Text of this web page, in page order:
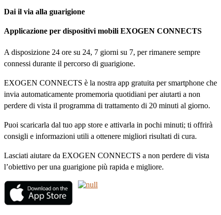
Dai il via alla guarigione
Applicazione per dispositivi mobili EXOGEN CONNECTS
A disposizione 24 ore su 24, 7 giorni su 7, per rimanere sempre
connessi durante il percorso di guarigione.
EXOGEN CONNECTS è la nostra app gratuita per smartphone che
invia automaticamente promemoria quotidiani per aiutarti a non
perdere di vista il programma di trattamento di 20 minuti al giorno.
Puoi scaricarla dal tuo app store e attivarla in pochi minuti; ti offrirà
consigli e informazioni utili a ottenere migliori risultati di cura.
Lasciati aiutare da EXOGEN CONNECTS a non perdere di vista
l’obiettivo per una guarigione più rapida e migliore.